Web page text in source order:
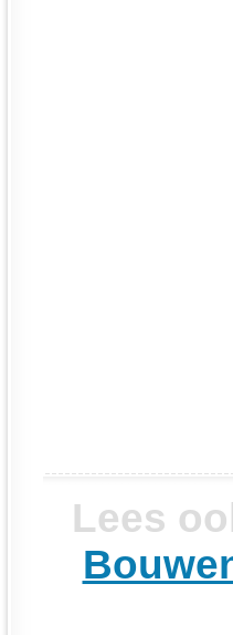
Lees